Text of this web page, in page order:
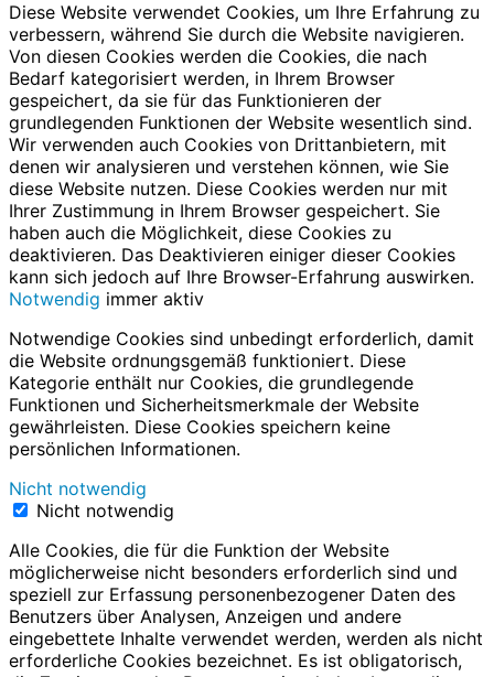
Diese Website verwendet Cookies, um Ihre Erfahrung zu
verbessern, während Sie durch die Website navigieren.
Von diesen Cookies werden die Cookies, die nach
Bedarf kategorisiert werden, in Ihrem Browser
gespeichert, da sie für das Funktionieren der
grundlegenden Funktionen der Website wesentlich sind.
Wir verwenden auch Cookies von Drittanbietern, mit
denen wir analysieren und verstehen können, wie Sie
diese Website nutzen. Diese Cookies werden nur mit
Ihrer Zustimmung in Ihrem Browser gespeichert. Sie
haben auch die Möglichkeit, diese Cookies zu
deaktivieren. Das Deaktivieren einiger dieser Cookies
kann sich jedoch auf Ihre Browser-Erfahrung auswirken.
Notwendig immer aktiv
Notwendige Cookies sind unbedingt erforderlich, damit
die Website ordnungsgemäß funktioniert. Diese
Kategorie enthält nur Cookies, die grundlegende
Funktionen und Sicherheitsmerkmale der Website
gewährleisten. Diese Cookies speichern keine
persönlichen Informationen.
Nicht notwendig
Nicht notwendig
Alle Cookies, die für die Funktion der Website
möglicherweise nicht besonders erforderlich sind und
speziell zur Erfassung personenbezogener Daten des
Benutzers über Analysen, Anzeigen und andere
eingebettete Inhalte verwendet werden, werden als nicht
erforderliche Cookies bezeichnet. Es ist obligatorisch,